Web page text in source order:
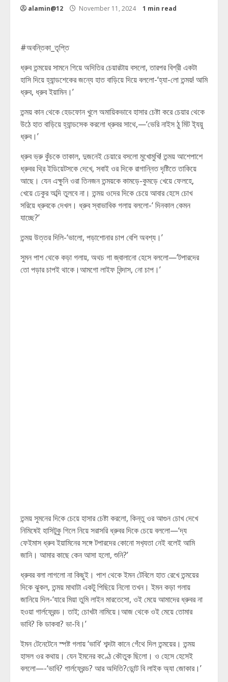
alamin@12 November 11, 2024 1 min read
#অবন্তিকা_তৃপ্তি
ধ্রুব তন্ময়ের সামনে গিয়ে অদিতির চেয়ারটায় বসলো, তারপর বিশ্রী একটা
হাসি দিয়ে হ্যান্ডশেকের জন্যে হাত বাড়িয়ে দিয়ে বললো-‘হ্যা-লো তন্ময়! আমি
ধ্রুব, ধ্রুব ইয়ামিন।’
তন্ময় কান থেকে হেডফোন খুলে অমায়িকভাবে হাসার চেষ্টা করে চেয়ার থেকে
উঠে হাত বাড়িয়ে হ্যান্ডসেক করলো ধ্রুবর সাথে,—‘ভেরি নাইস ঠু মিট ই‍্যয়ু
ধ্রুব।’
ধ্রুব ভ্রু কুঁচকে তাকাল, দুজনেই চেয়ারে বসলো মুখোমুখি! তন্ময় আশেপাশে
ধ্রুবর থ্রি ইডিয়েটসকে দেখে, সবাই ওর দিকে রাগান্নিত দৃষ্টিতে তাকিয়ে
আছে। যেন এক্ষুনি ওরা তিনজন তন্ময়কে কামড়ে-কুমড়ে খেয়ে ফেলহে,
খেয়ে ঢেকুর অব্দি তুলবে না। তন্ময় ওদের দিকে চেয়ে আবার হেসে চোখ
সরিয়ে ধ্রুবকে দেখল। ধ্রুব স্বাভাবিক গলায় বললো-‘ দিনকাল কেমন
যাচ্ছে?’
তন্ময় উত্তর দিলি-‘ভালো, পড়াশোনার চাপ বেশি অবশ্য।’
সুমন পাশ থেকে কড়া গলায়, অথচ গা জ্বালানো হেসে বললো—‘টপারদের
তো পড়ার চাপই থাকে।আমগো লাইফ বিন্দাস, নো চাপ।’
তন্ময় সুমনের দিকে চেয়ে হাসার চেষ্টা করলো, কিন্তু ওর আগুন চোখ দেখে
নিমিষেই হাসিটুকু গিলে নিয়ে সরাসরি ধ্রুবর দিকে চেয়ে বললো—‘দ্য
ফেইমাস ধ্রুব ইয়ামিনের সঙ্গে টপারদের কোনো সখ‍্যতা নেই বলেই আমি
জানি। আমার কাছে কেন আসা হলো, শুনি?’
ধ্রুবর বলা লাগলো না কিছুই। পাশ থেকে ইমন টেবিলে হাত রেখে তন্ময়ের
দিকে ঝুকল, তন্ময় মাথাটা একটু পিছিয়ে নিলো তখন। ইমন কড়া গলায়
জানিয়ে দিল-‘যারে মিয়া তুমি লাইন মারতেসো, ওই মেয়ে আমাদের ধ্রুবর না
হওয়া গার্লফ্রেন্ড। তাই; চোখটা নামিয়ে।আজ থেকে ওই মেয়ে তোমার
ভাবি? কি ডাকবা? ভা-বি।’
ইমন টেনেটেনে স্পষ্ট গলায় ‘ভাবি’ শব্দটা কানে গেঁথে দিল তন্ময়ের। তন্ময়
হাসল ওর কথায়। যেন ইমনের কণ্ঠে কৌতুক ছিলো। ও হেসে হেসেই
বললো—-‘ভাবি? গার্লফ্রেন্ড? আর অদিতি?ডোন্ট বি লাইক অ্যা জোকার।’